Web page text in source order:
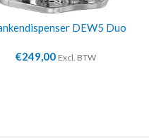
DEW5 Duo
€249,00 Excl. BTW